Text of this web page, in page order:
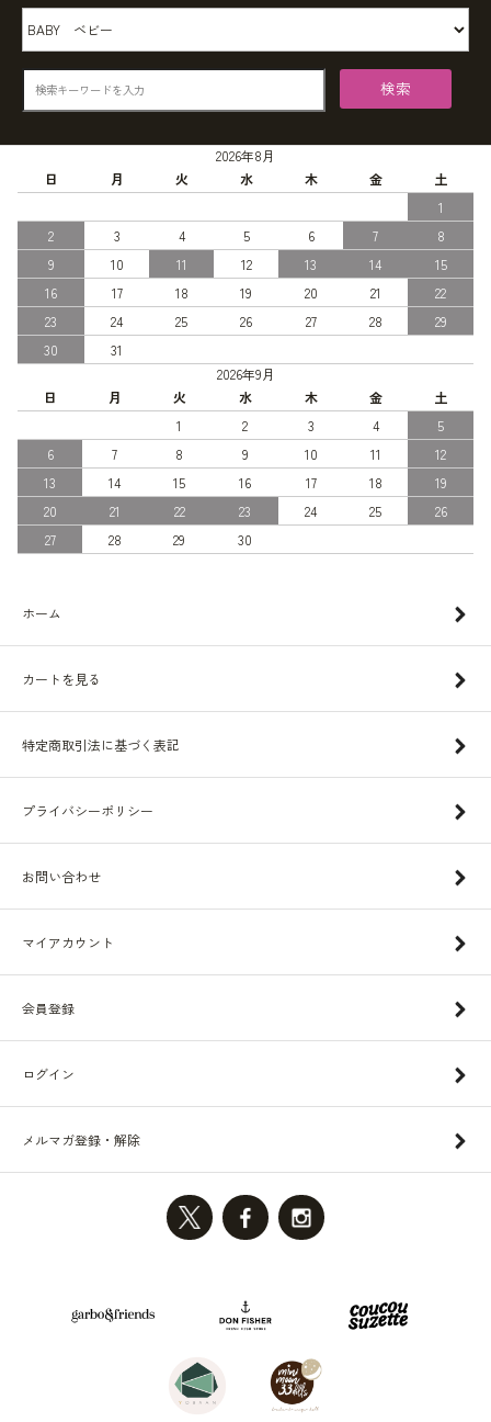
検索
2026年8月
日
月 火 水 木 金
土
1
2
3 4 5 6 7
8
9
10 11 12 13 14
15
16
17 18 19 20 21
22
23
24 25 26 27 28
29
30
31
2026年9月
日
月 火 水 木 金
土
1
2 3 4
5
6
7 8 9 10 11
12
13
14 15 16 17 18
19
20
21 22 23 24 25
26
27
28 29 30
ホーム
カートを見る
特定商取引法に基づく表記
プライバシーポリシー
お問い合わせ
マイアカウント
会員登録
ログイン
メルマガ登録・解除